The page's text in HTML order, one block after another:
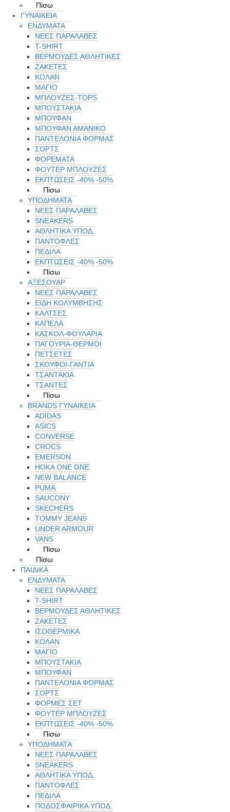
Πίσω
ΓΥΝΑΙΚΕΙΑ
ΕΝΔΥΜΑΤΑ
ΝΕΕΣ ΠΑΡΑΛΑΒΕΣ
T-SHIRT
ΒΕΡΜΟΥΔΕΣ ΑΘΛΗΤΙΚΕΣ
ΖΑΚΕΤΕΣ
ΚΟΛΑΝ
ΜΑΓΙΟ
ΜΠΛΟΥΖΕΣ-TOPS
ΜΠΟΥΣΤΑΚΙΑ
ΜΠΟΥΦΑΝ
ΜΠΟΥΦΑΝ ΑΜΑΝΙΚΟ
ΠΑΝΤΕΛΟΝΙΑ ΦΟΡΜΑΣ
ΣΟΡΤΣ
ΦΟΡΕΜΑΤΑ
ΦΟΥΤΕΡ ΜΠΛΟΥΖΕΣ
ΕΚΠΤΏΣΕΙΣ -40% -50%
Πίσω
ΥΠΟΔΗΜΑΤΑ
ΝΕΕΣ ΠΑΡΑΛΑΒΕΣ
SNEAKERS
ΑΘΛΗΤΙΚΑ ΥΠΟΔ.
ΠΑΝΤΟΦΛΕΣ
ΠΕΔΙΛΑ
ΕΚΠΤΏΣΕΙΣ -40% -50%
Πίσω
ΑΞΕΣΟΥΑΡ
ΝΕΕΣ ΠΑΡΑΛΑΒΕΣ
ΕΙΔΗ ΚΟΛΥΜΒΗΣΗΣ
ΚΑΛΤΣΕΣ
ΚΑΠΕΛΑ
ΚΑΣΚΟΛ-ΦΟΥΛΑΡΙΑ
ΠΑΓΟΥΡΙΑ-ΘΕΡΜΟΙ
ΠΕΤΣΈΤΕΣ
ΣΚΟΥΦΟΙ-ΓΑΝΤΙΑ
ΤΣΑΝΤΑΚΙΑ
ΤΣΑΝΤΕΣ
Πίσω
BRANDS ΓΥΝΑΙΚΕΊΑ
ADIDAS
ASICS
CONVERSE
CROCS
EMERSON
HOKA ONE ONE
NEW BALANCE
PUMA
SAUCONY
SKECHERS
TOMMY JEANS
UNDER ARMOUR
VANS
Πίσω
Πίσω
ΠΑΙΔΙΚΑ
ΕΝΔΥΜΑΤΑ
ΝΕΕΣ ΠΑΡΑΛΑΒΕΣ
T-SHIRT
ΒΕΡΜΟΥΔΕΣ ΑΘΛΗΤΙΚΕΣ
ΖΑΚΕΤΕΣ
ΙΣΟΘΕΡΜΙΚΑ
ΚΟΛΑΝ
ΜΑΓΙΟ
ΜΠΟΥΣΤΑΚΙΑ
ΜΠΟΥΦΑΝ
ΠΑΝΤΕΛΟΝΙΑ ΦΟΡΜΑΣ
ΣΟΡΤΣ
ΦΟΡΜΕΣ ΣΕΤ
ΦΟΥΤΕΡ ΜΠΛΟΥΖΕΣ
ΕΚΠΤΏΣΕΙΣ -40% -50%
Πίσω
ΥΠΟΔΗΜΑΤΑ
ΝΕΕΣ ΠΑΡΑΛΑΒΕΣ
SNEAKERS
ΑΘΛΗΤΙΚΑ ΥΠΟΔ.
ΠΑΝΤΟΦΛΕΣ
ΠΕΔΙΛΑ
ΠΟΔΟΣΦΑΙΡΙΚΑ ΥΠΟΔ.